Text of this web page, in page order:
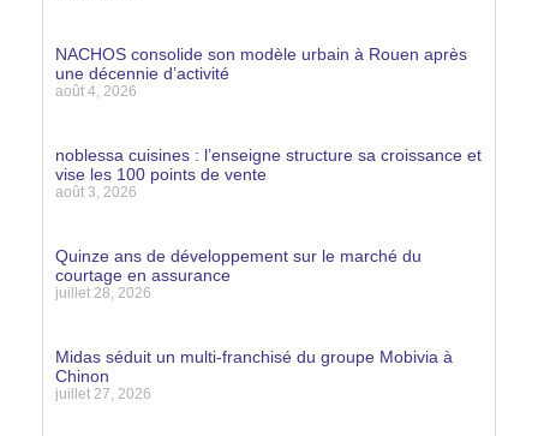
NACHOS consolide son modèle urbain à Rouen après
une décennie d’activité
août 4, 2026
noblessa cuisines : l’enseigne structure sa croissance et
vise les 100 points de vente
août 3, 2026
Quinze ans de développement sur le marché du
courtage en assurance
juillet 28, 2026
Midas séduit un multi-franchisé du groupe Mobivia à
Chinon
juillet 27, 2026